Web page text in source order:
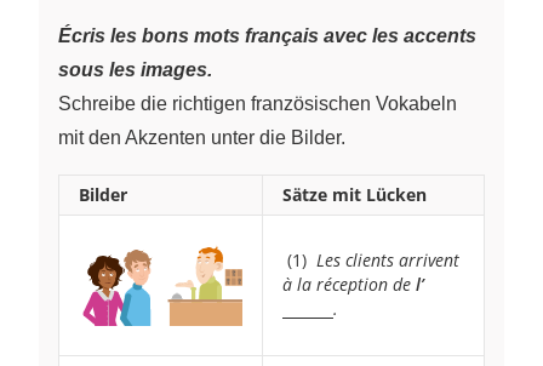
Écris les bons mots français avec les accents
sous les images.
Schreibe die richtigen französischen Vokabeln
mit den Akzenten unter die Bilder.
Bilder Sätze mit Lücken
~(1) ~Les clients arrivent
à la réception de l’
.